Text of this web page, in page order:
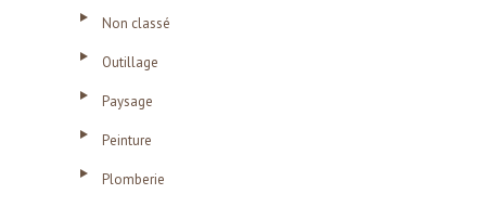
Non classé
Outillage
Paysage
Peinture
Plomberie